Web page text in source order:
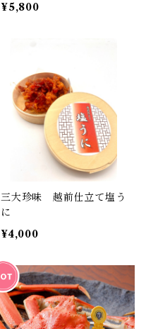
¥5,800
三大珍味 越前仕立て塩う
に
¥4,000